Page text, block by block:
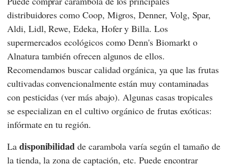
distribuidores como Coop, Migros,Denner, Volg, Spar,
Aldi, Lidl,Rewe,Edeka, HoferyBilla. Los
supermercados ecológicos comoDenn's Biomarkto
Alnaturatambién ofrecen algunos de ellos.
Recomendamos buscar calidad orgánica, ya que las frutas
cultivadas convencionalmente están muy contaminadas
con pesticidas (ver más abajo). Algunas casas tropicales
se especializan en el cultivo orgánico de frutas exóticas:
infórmate en tu región.
La disponibilidad de carambola varía según el tamaño de
la tienda, la zona de captación, etc. Puede encontrar